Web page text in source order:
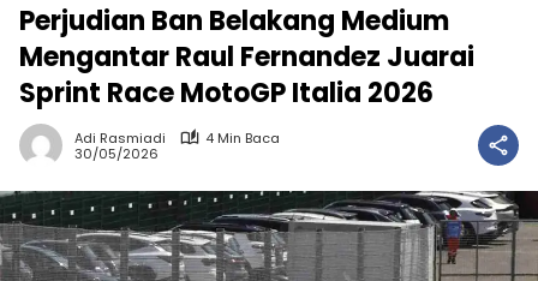
Perjudian Ban Belakang Medium
Mengantar Raul Fernandez Juarai
Sprint Race MotoGP Italia 2026
Adi Rasmiadi
4 Min Baca
30/05/2026